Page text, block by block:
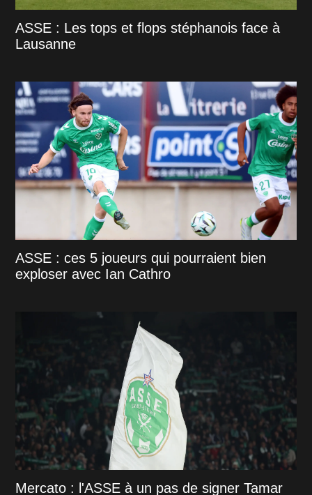
ASSE : Les tops et flops stéphanois face à
Lausanne
ASSE : ces 5 joueurs qui pourraient bien
exploser avec Ian Cathro
Mercato : l'ASSE à un pas de signer Tamar